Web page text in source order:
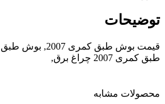
توضیحات
طبق کمری 2007 چراغ برق,
محصولات مشابه